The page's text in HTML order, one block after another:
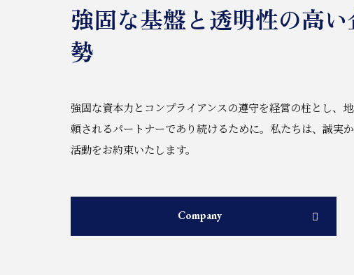
強固な基盤と透明性の高
勢
強固な資本力とコンプライアンスの遵守を経営の柱とし、
頼されるパートナーであり続けるために。私たちは、誠実
活動をお約束いたします。
Company